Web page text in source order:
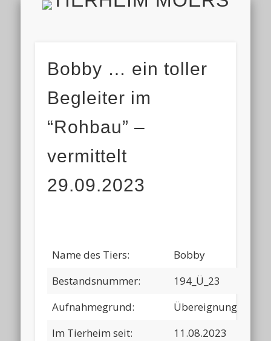
HOME
AKTUELL
ALLE TIERE
HELFEN
TIERHEIM & VEREIN
VIELEN DANK!
IMPRESSUM & DATENSCHUTZ
FINDEFIX
Bobby … ein toller
Begleiter im
“Rohbau” –
vermittelt
29.09.2023
Name des Tiers:
Bobby
Bestandsnummer:
194_Ü_23
Aufnahmegrund:
Übereignung
Im Tierheim seit:
11.08.2023